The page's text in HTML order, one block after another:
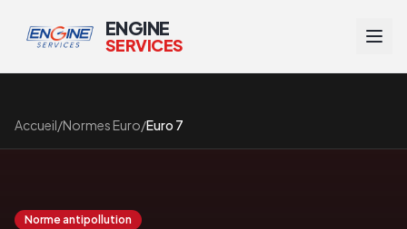
ENGINE
SERVICES
Accueil/Normes Euro/Euro 7
Norme antipollution